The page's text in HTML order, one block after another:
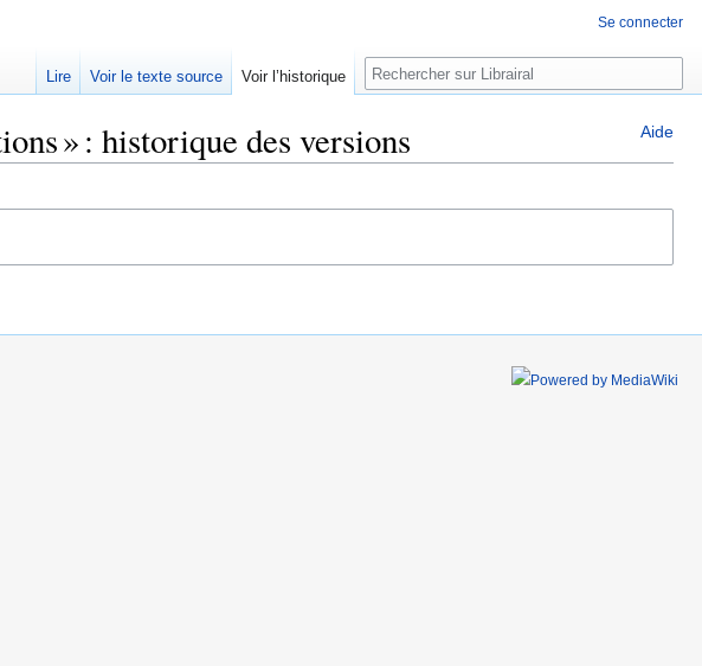
Aide
» : historique des versions
Se connecter
Lire Voir le texte source Voir l’historique Rechercher